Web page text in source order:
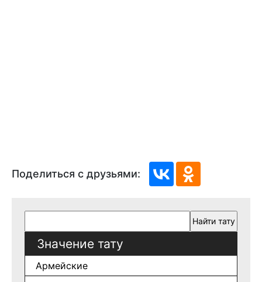
Поделиться с друзьями:
Значение тату
Армейские